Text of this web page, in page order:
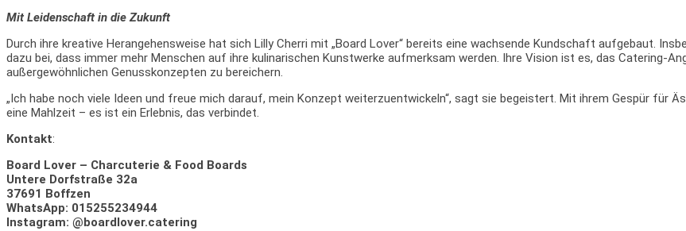
Mit Leidenschaft in die Zukunft
Durch ihre kreative Herangehensweise hat sich Lilly Cherri mit „Board Lover“ bereits eine wachsende Kundschaft aufgebaut.
dazu bei, dass immer mehr Menschen auf ihre kulinarischen Kunstwerke aufmerksam werden. Ihre Vision ist es, das Catering-
außergewöhnlichen Genusskonzepten zu bereichern.
„Ich habe noch viele Ideen und freue mich darauf, mein Konzept weiterzuentwickeln“, sagt sie begeistert. Mit ihrem Gespür für
eine Mahlzeit – es ist ein Erlebnis, das verbindet.
Kontakt:
Board Lover – Charcuterie & Food Boards
Untere Dorfstraße 32a
37691 Boffzen
WhatsApp: 015255234944
Instagram: @boardlover.catering